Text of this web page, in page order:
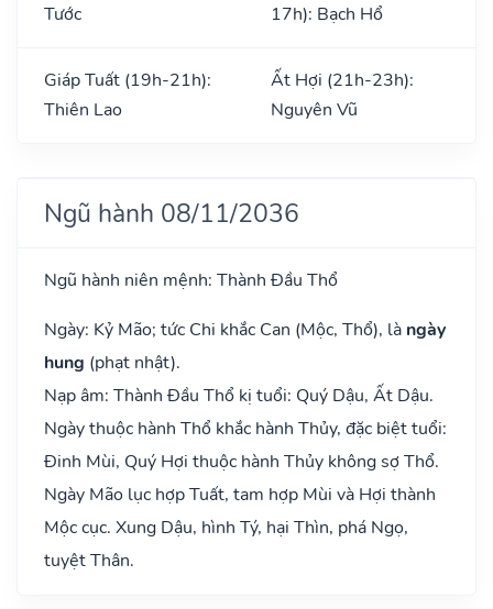
Tước
17h): Bạch Hổ
Giáp Tuất (19h-21h):
Thiên Lao
Ất Hợi (21h-23h):
Nguyên Vũ
Ngũ hành 08/11/2036
Ngũ hành niên mệnh: Thành Đầu Thổ
Ngày: Kỷ Mão; tức Chi khắc Can (Mộc, Thổ), là ngày
hung (phạt nhật).
Nạp âm: Thành Đầu Thổ kị tuổi: Quý Dậu, Ất Dậu.
Ngày thuộc hành Thổ khắc hành Thủy, đặc biệt tuổi:
Đinh Mùi, Quý Hợi thuộc hành Thủy không sợ Thổ.
Ngày Mão lục hợp Tuất, tam hợp Mùi và Hợi thành
Mộc cục. Xung Dậu, hình Tý, hại Thìn, phá Ngọ,
tuyệt Thân.